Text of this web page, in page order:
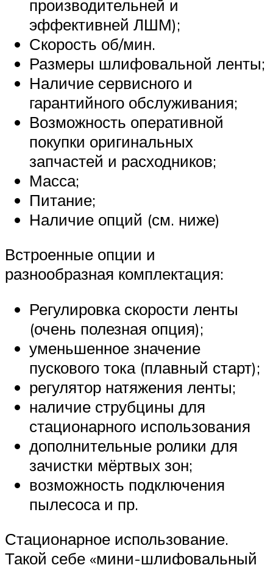
производительней и
эффективней ЛШМ);
Скорость об/мин.
Размеры шлифовальной ленты;
Наличие сервисного и
гарантийного обслуживания;
Возможность оперативной
покупки оригинальных
запчастей и расходников;
Масса;
Питание;
Наличие опций (см. ниже)
Встроенные опции и
разнообразная комплектация:
Регулировка скорости ленты
(очень полезная опция);
уменьшенное значение
пускового тока (плавный старт);
регулятор натяжения ленты;
наличие струбцины для
стационарного использования
дополнительные ролики для
зачистки мёртвых зон;
возможность подключения
пылесоса и пр.
Стационарное использование.
Такой себе «мини-шлифовальный